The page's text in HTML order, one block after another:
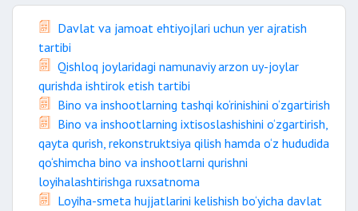
Davlat va jamoat ehtiyojlari uchun yer ajratish
tartibi
Qishloq joylaridagi namunaviy arzon uy-joylar
qurishda ishtirok etish tartibi
Bino va inshootlarning tashqi ko‘rinishini o‘zgartirish
Bino va inshootlarning ixtisoslashishini o‘zgartirish,
qayta qurish, rekonstruktsiya qilish hamda o‘z hududida
qo‘shimcha bino va inshootlarni qurishni
loyihalashtirishga ruxsatnoma
Loyiha-smeta hujjatlarini kelishish bo‘yicha davlat